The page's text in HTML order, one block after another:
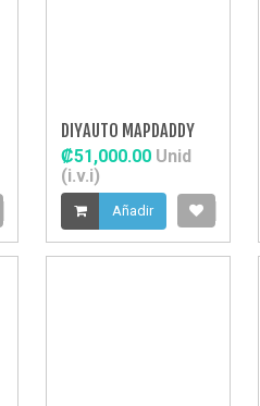
DIYAUTO MAPDADDY
₡51,000.00 Unid
(i.v.i)
Añadir